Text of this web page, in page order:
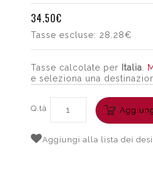
34.50€
Tasse escluse: 28.28€
Tasse calcolate per Italia
e seleziona una
Q.tà
Aggiungi alla lista dei